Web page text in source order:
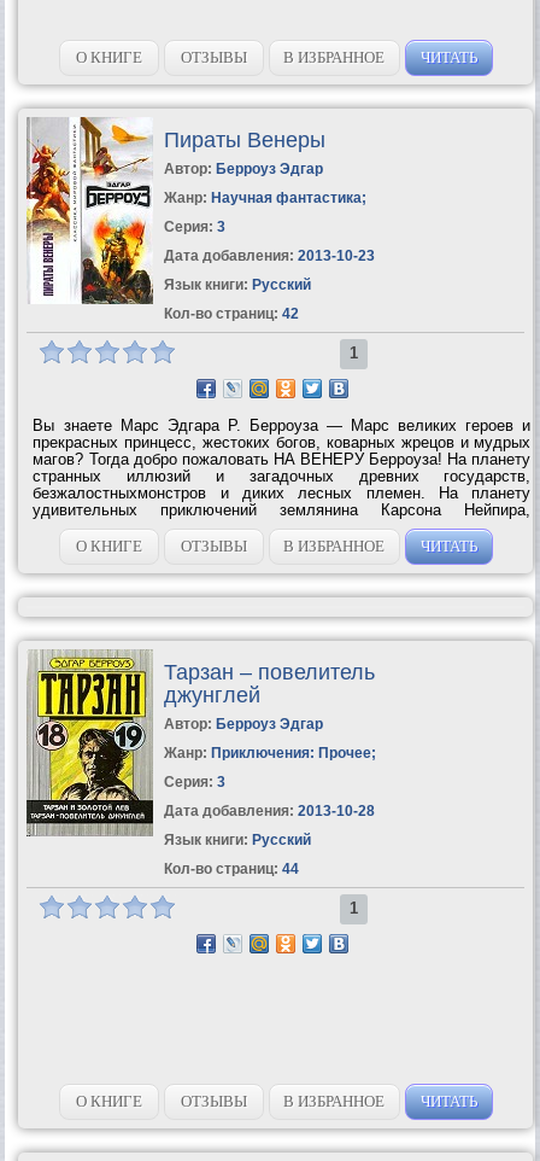
О КНИГЕ ОТЗЫВЫ В ИЗБРАННОЕ ЧИТАТЬ
Пираты Венеры
Автор: Берроуз Эдгар
Жанр: Научная фантастика;
Серия: 3
Дата добавления: 2013-10-23
Язык книги: Русский
Кол-во страниц: 42
1
Вы знаете Марс Эдгара Р. Берроуза — Марс великих героев и
прекрасных принцесс, жестоких богов, коварных жрецов и мудрых
магов? Тогда добро пожаловать НА ВЕНЕРУ Берроуза! На планету
странных иллюзий и загадочных древних государств,
безжалостныхмонстров и диких лесных племен. На планету
удивительных приключений землянина Карсона Нейпира,
которому предстоит стать отважнейшим из воинов этого мира.
Перед вами — Венера Берроуза. Сага,...
О КНИГЕ ОТЗЫВЫ В ИЗБРАННОЕ ЧИТАТЬ
Тарзан – повелитель
джунглей
Автор: Берроуз Эдгар
Жанр: Приключения: Прочее;
Серия: 3
Дата добавления: 2013-10-28
Язык книги: Русский
Кол-во страниц: 44
1
О КНИГЕ ОТЗЫВЫ В ИЗБРАННОЕ ЧИТАТЬ